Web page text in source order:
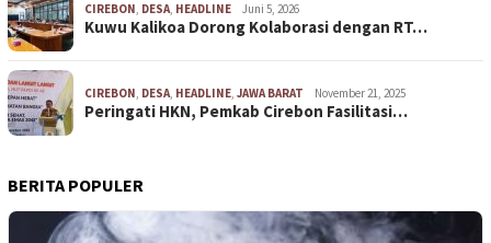
CIREBON, DESA, HEADLINE Juni 5, 2026
Kuwu Kalikoa Dorong Kolaborasi dengan RT…
CIREBON, DESA, HEADLINE, JAWA BARAT November 21, 2025
Peringati HKN, Pemkab Cirebon Fasilitasi…
BERITA POPULER